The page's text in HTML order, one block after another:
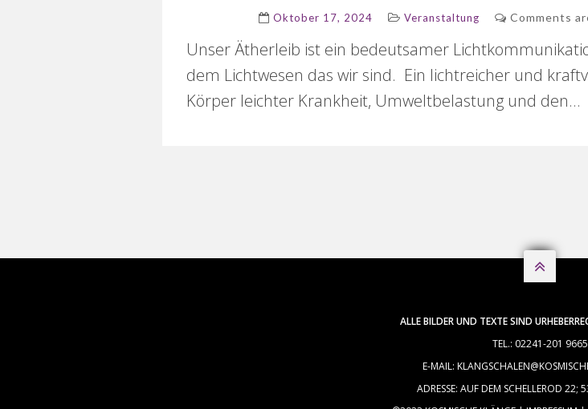
Oktober 17, 2024 Veranstaltung Comments
Unser Ätherleib ist ein bedeutsamer
dem Lichtwesen das wir sind. Ein lichtreicher und
Körper leichter Krankheit, Umweltbelastung und den...

ALLE BILDER UND TEXTE SIND
TEL.: 02241-201 9665
E-MAIL:
ADRESSE: AUF DEM SCHELLEROD 22;